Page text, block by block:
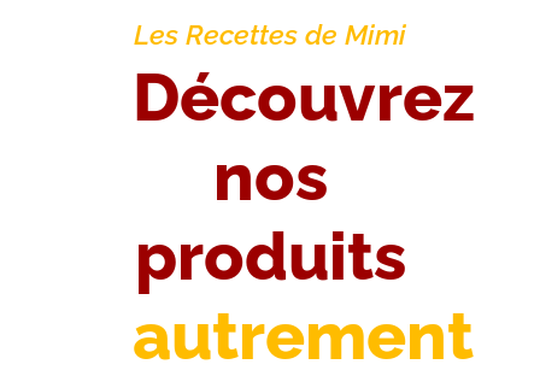
Les Recettes de Mimi
Découvrez
nos
produits
autrement